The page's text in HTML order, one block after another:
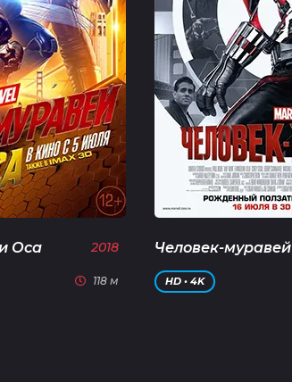
Оса 2018
118 м
Человек-муравей
HD • 4K